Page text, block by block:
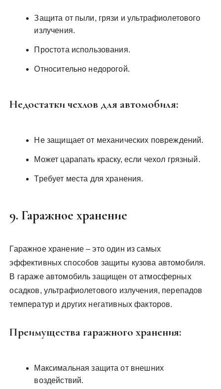
Защита от пыли, грязи и ультрафиолетового
излучения.
Простота использования.
Относительно недорогой.
Недостатки чехлов для автомобиля:
Не защищает от механических повреждений.
Может царапать краску, если чехол грязный.
Требует места для хранения.
9. Гаражное хранение
Гаражное хранение – это один из самых
эффективных способов защиты кузова автомобиля.
В гараже автомобиль защищен от атмосферных
осадков, ультрафиолетового излучения, перепадов
температур и других негативных факторов.
Преимущества гаражного хранения:
Максимальная защита от внешних
воздействий.